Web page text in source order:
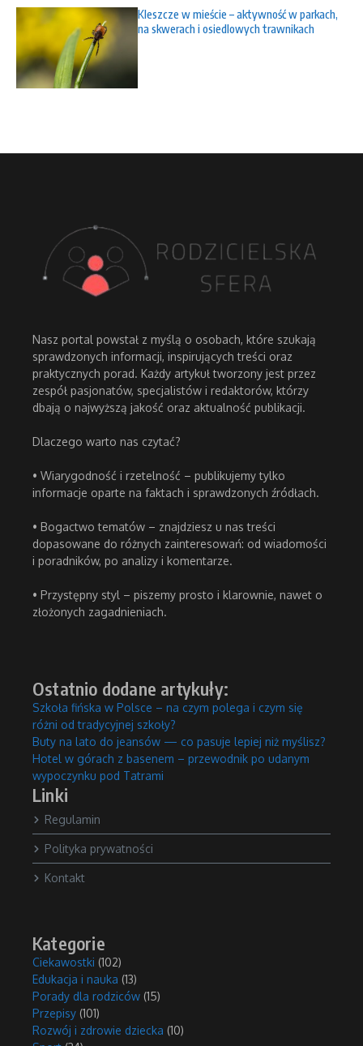
Kleszcze w mieście – aktywność w parkach,
na skwerach i osiedlowych trawnikach
Nasz portal powstał z myślą o osobach, które szukają
sprawdzonych informacji, inspirujących treści oraz
praktycznych porad. Każdy artykuł tworzony jest przez
zespół pasjonatów, specjalistów i redaktorów, którzy
dbają o najwyższą jakość oraz aktualność publikacji.
Dlaczego warto nas czytać?
• Wiarygodność i rzetelność – publikujemy tylko
informacje oparte na faktach i sprawdzonych źródłach.
• Bogactwo tematów – znajdziesz u nas treści
dopasowane do różnych zainteresowań: od wiadomości
i poradników, po analizy i komentarze.
• Przystępny styl – piszemy prosto i klarownie, nawet o
złożonych zagadnieniach.
Ostatnio dodane artykuły:
Szkoła fińska w Polsce – na czym polega i czym się
różni od tradycyjnej szkoły?
Buty na lato do jeansów — co pasuje lepiej niż myślisz?
Hotel w górach z basenem – przewodnik po udanym
wypoczynku pod Tatrami
Linki
Regulamin
Polityka prywatności
Kontakt
Kategorie
Ciekawostki (102)
Edukacja i nauka (13)
Porady dla rodziców (15)
Przepisy (101)
Rozwój i zdrowie dziecka (10)